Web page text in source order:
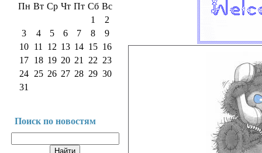
Пн Вт Ср Чт Пт Сб Вс
1
2
3
4 5 6 7 8
9
10 11 12 13 14 15 16
17 18 19 20 21 22 23
24 25 26 27 28 29 30
31
Поиск по новостям